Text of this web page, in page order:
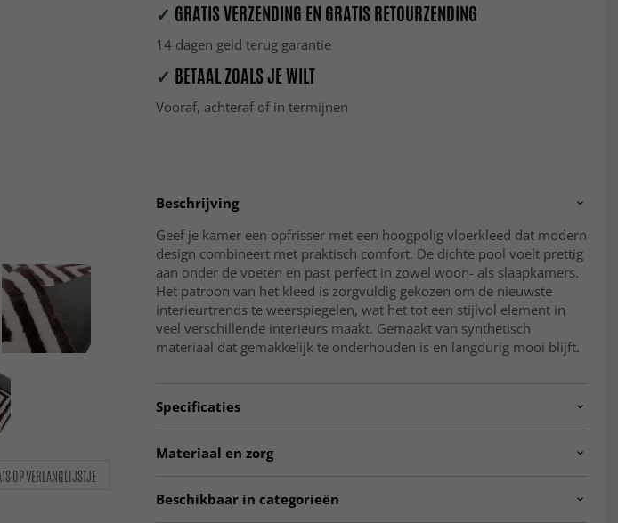
✓ GRATIS VERZENDING EN GRATIS RETOURZENDING
14 dagen geld terug garantie
✓ BETAAL ZOALS JE WILT
Vooraf, achteraf of in termijnen
Beschrijving
Geef je kamer een opfrisser met een hoogpolig vloerkleed dat modern
design combineert met praktisch comfort. De dichte pool voelt prettig
aan onder de voeten en past perfect in zowel woon- als slaapkamers.
Het patroon van het kleed is zorgvuldig gekozen om de nieuwste
interieurtrends te weerspiegelen, wat het tot een stijlvol element in
veel verschillende interieurs maakt. Gemaakt van synthetisch
materiaal dat gemakkelijk te onderhouden is en langdurig mooi blijft.
Specificaties
Materiaal en zorg
Beschikbaar in categorieën
OP VERLANGLIJSTJE